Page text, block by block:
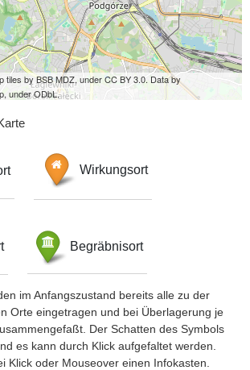
tiles by BSB MDZ, under CC BY 3.0. Data by
under ODbL.
Wirkungsort
Begräbnisort
im Anfangszustand bereits alle zu der
Orte eingetragen und bei Überlagerung je
Der Schatten des Symbols
es kann durch Klick aufgefaltet werden.
Klick oder Mouseover einen Infokasten.